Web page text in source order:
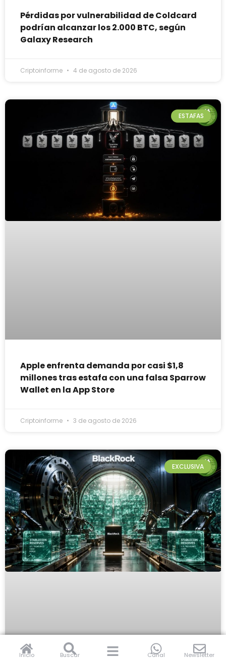
Inicio Buscar Canal Newsletter
Pérdidas por vulnerabilidad de Coldcard
podrían alcanzar los 2.000 BTC, según
Galaxy Research
Criptoinforme 4 de agosto de 2026
ESTAFAS
Apple enfrenta demanda por casi $1,8
millones tras estafa con una falsa Sparrow
Wallet en la App Store
Criptoinforme 3 de agosto de 2026
EXCLUSIVA